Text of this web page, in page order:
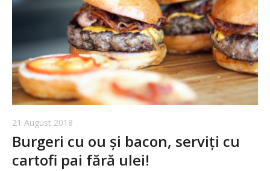
21 August 2018
Burgeri cu ou și bacon, serviți cu
cartofi pai fără ulei!